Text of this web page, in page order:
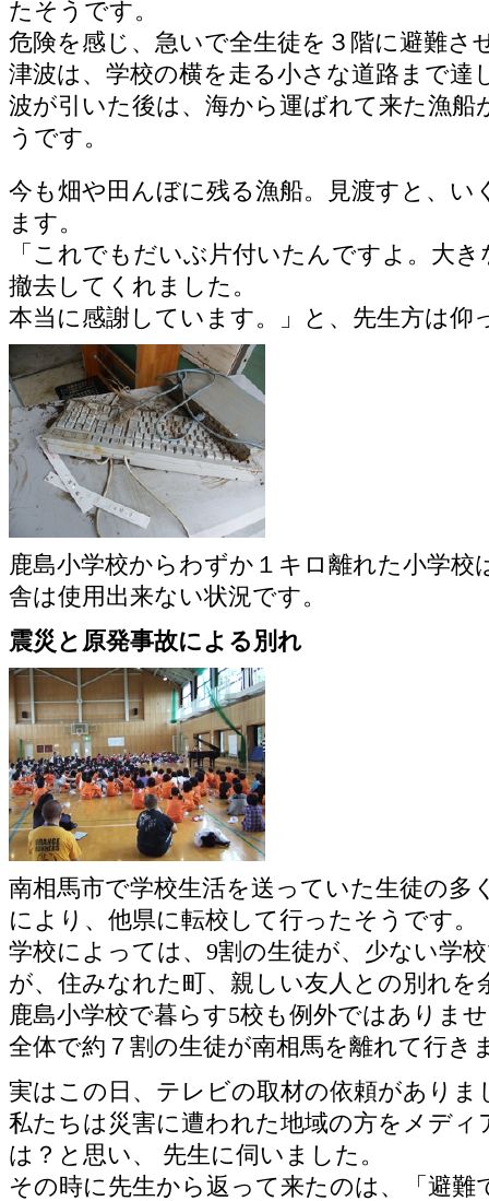
たそうです。
危険を感じ、急いで全生徒を３階に避難さ
津波は、学校の横を走る小さな道路まで達
波が引いた後は、海から運ばれて来た漁
うです。
今も畑や田んぼに残る漁船。見渡すと、
ます。
「これでもだいぶ片付いたんですよ。大
撤去してくれました。
本当に感謝しています。」と、先生方は仰
鹿島小学校からわずか１キロ離れた小学校
舎は使用出来ない状況です。
震災と原発事故による別れ
南相馬市で学校生活を送っていた生徒の多
により、他県に転校して行ったそうです。
学校によっては、9割の生徒が、少ない学
が、住みなれた町、親しい友人との別れ
鹿島小学校で暮らす5校も例外ではありま
全体で約７割の生徒が南相馬を離れて行き
実はこの日、テレビの取材の依頼がありま
私たちは災害に遭われた地域の方をメデ
は？と思い、 先生に伺いました。
その時に先生から返って来たのは、「避